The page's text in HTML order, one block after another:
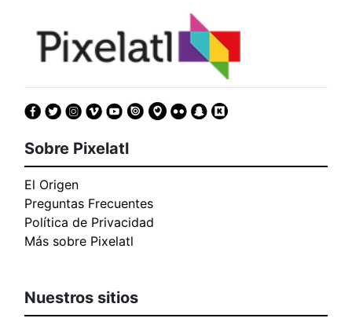
Sobre Pixelatl
El Origen
Preguntas Frecuentes
Política de Privacidad
Más sobre Pixelatl
Nuestros sitios